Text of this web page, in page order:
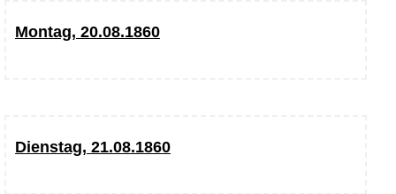
Montag, 20.08.1860
Dienstag, 21.08.1860